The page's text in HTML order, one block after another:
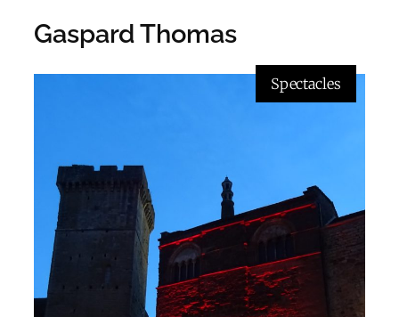
Gaspard Thomas
Spectacles